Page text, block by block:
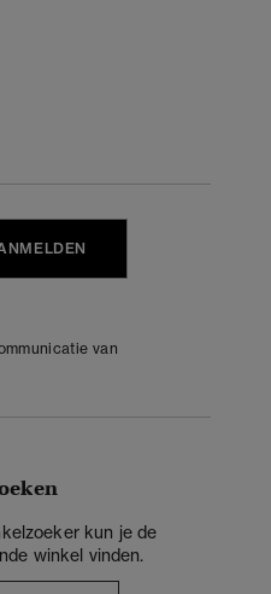
van
kun je de
winkel vinden.